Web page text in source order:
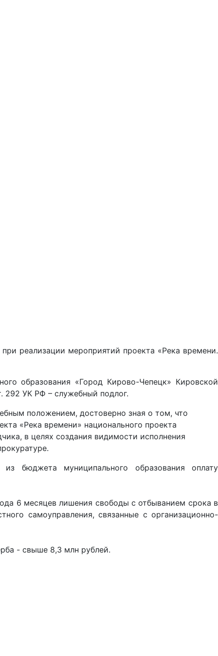
реализации мероприятий проекта «Река времени.
образования «Город Кирово-Чепецк» Кировской
292 УК РФ – служебный подлог.
положением, достоверно зная о том, что
«Река времени» национального проекта
в целях создания видимости исполнения
бюджета муниципального образования оплату
6 месяцев лишения свободы с отбыванием срока в
самоуправления, связанные с организационно-
- свыше 8,3 млн рублей.